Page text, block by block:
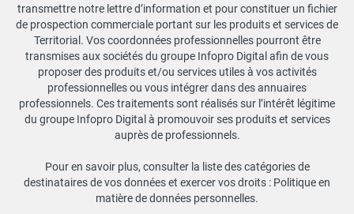
transmettre notre lettre d’information et pour constituer un fichier
de prospection commerciale portant sur les produits et services de
Territorial. Vos coordonnées professionnelles pourront être
transmises aux sociétés du groupe Infopro Digital afin de vous
proposer des produits et/ou services utiles à vos activités
professionnelles ou vous intégrer dans des annuaires
professionnels. Ces traitements sont réalisés sur l’intérêt légitime
du groupe Infopro Digital à promouvoir ses produits et services
auprès de professionnels.
Pour en savoir plus, consulter la liste des catégories de
destinataires de vos données et exercer vos droits : Politique en
matière de données personnelles.